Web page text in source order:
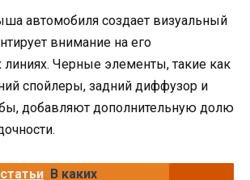
автомобиля создает визуальный
внимание на его
Черные элементы, такие как
спойлеры, задний диффузор и
добавляют дополнительную долю
В каких